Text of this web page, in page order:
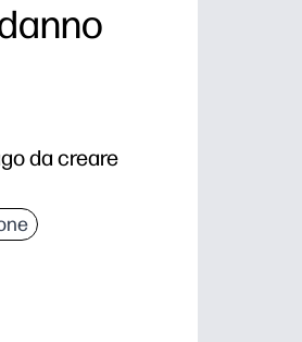
da creare